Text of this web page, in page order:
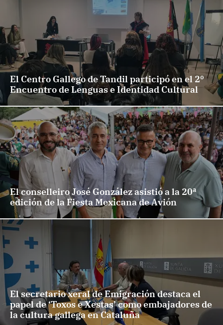
El Centro Gallego de Tandil participó en el 2º
Encuentro de Lenguas e Identidad Cultural
El conselleiro José González asistió a la 20ª
edición de la Fiesta Mexicana de Avión
El secretario xeral de Emigración destaca el
papel de ‘Toxos e Xestas’ como embajadores de
la cultura gallega en Cataluña